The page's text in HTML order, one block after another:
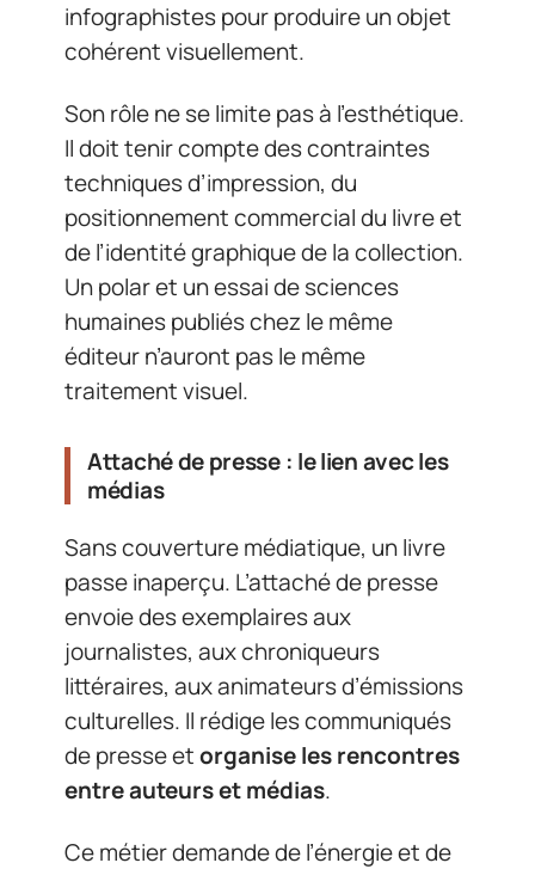
infographistes pour produire un objet
cohérent visuellement.
Son rôle ne se limite pas à l’esthétique.
Il doit tenir compte des contraintes
techniques d’impression, du
positionnement commercial du livre et
de l’identité graphique de la collection.
Un polar et un essai de sciences
humaines publiés chez le même
éditeur n’auront pas le même
traitement visuel.
Attaché de presse : le lien avec les
médias
Sans couverture médiatique, un livre
passe inaperçu. L’attaché de presse
envoie des exemplaires aux
journalistes, aux chroniqueurs
littéraires, aux animateurs d’émissions
culturelles. Il rédige les communiqués
de presse etorganise les rencontres
entre auteurs et médias.
Ce métier demande de l’énergie et de